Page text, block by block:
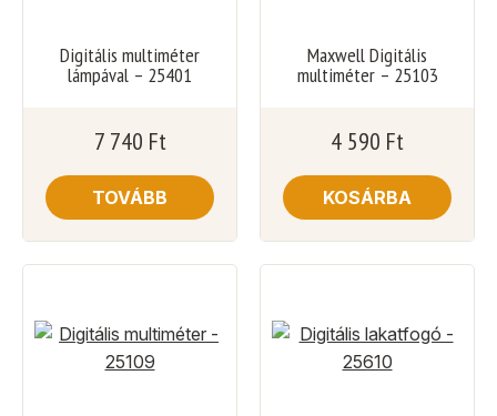
Digitális multiméter
lámpával – 25401
7 740 Ft
TOVÁBB
Maxwell Digitális
multiméter – 25103
4 590 Ft
KOSÁRBA